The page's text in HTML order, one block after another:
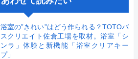
浴室の”きれい”はどう作られる？TOTOバ
スクリエイト佐倉工場を取材。浴室「シ
ンラ」体験と新機能「浴室クリアキー
プ」